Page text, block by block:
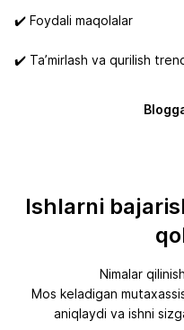
✔️ Foydali maqolalar
✔️ Ta’mirlash va qurilish
Ishlarni
Nimalar
Mos keladigan
aniqlaydi va ishni